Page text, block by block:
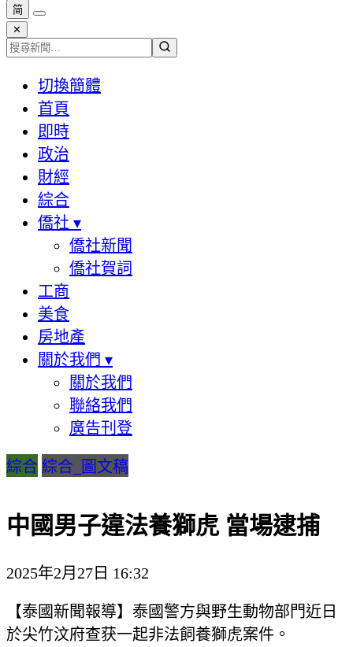
简
✕
切換簡體
首頁
即時
政治
財經
綜合
僑社 ▾
僑社新聞
僑社賀詞
工商
美食
房地產
關於我們 ▾
關於我們
聯絡我們
廣告刊登
綜合 綜合_圖文稿
中國男子違法養獅虎 當場逮捕
2025年2月27日 16:32
【泰國新聞報導】泰國警方與野生動物部門近日
於尖竹汶府查获一起非法飼養獅虎案件。